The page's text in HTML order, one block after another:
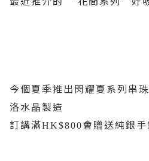
今個夏季推出閃耀夏系列串
洛水晶製造
訂講滿HK$800會贈送純銀